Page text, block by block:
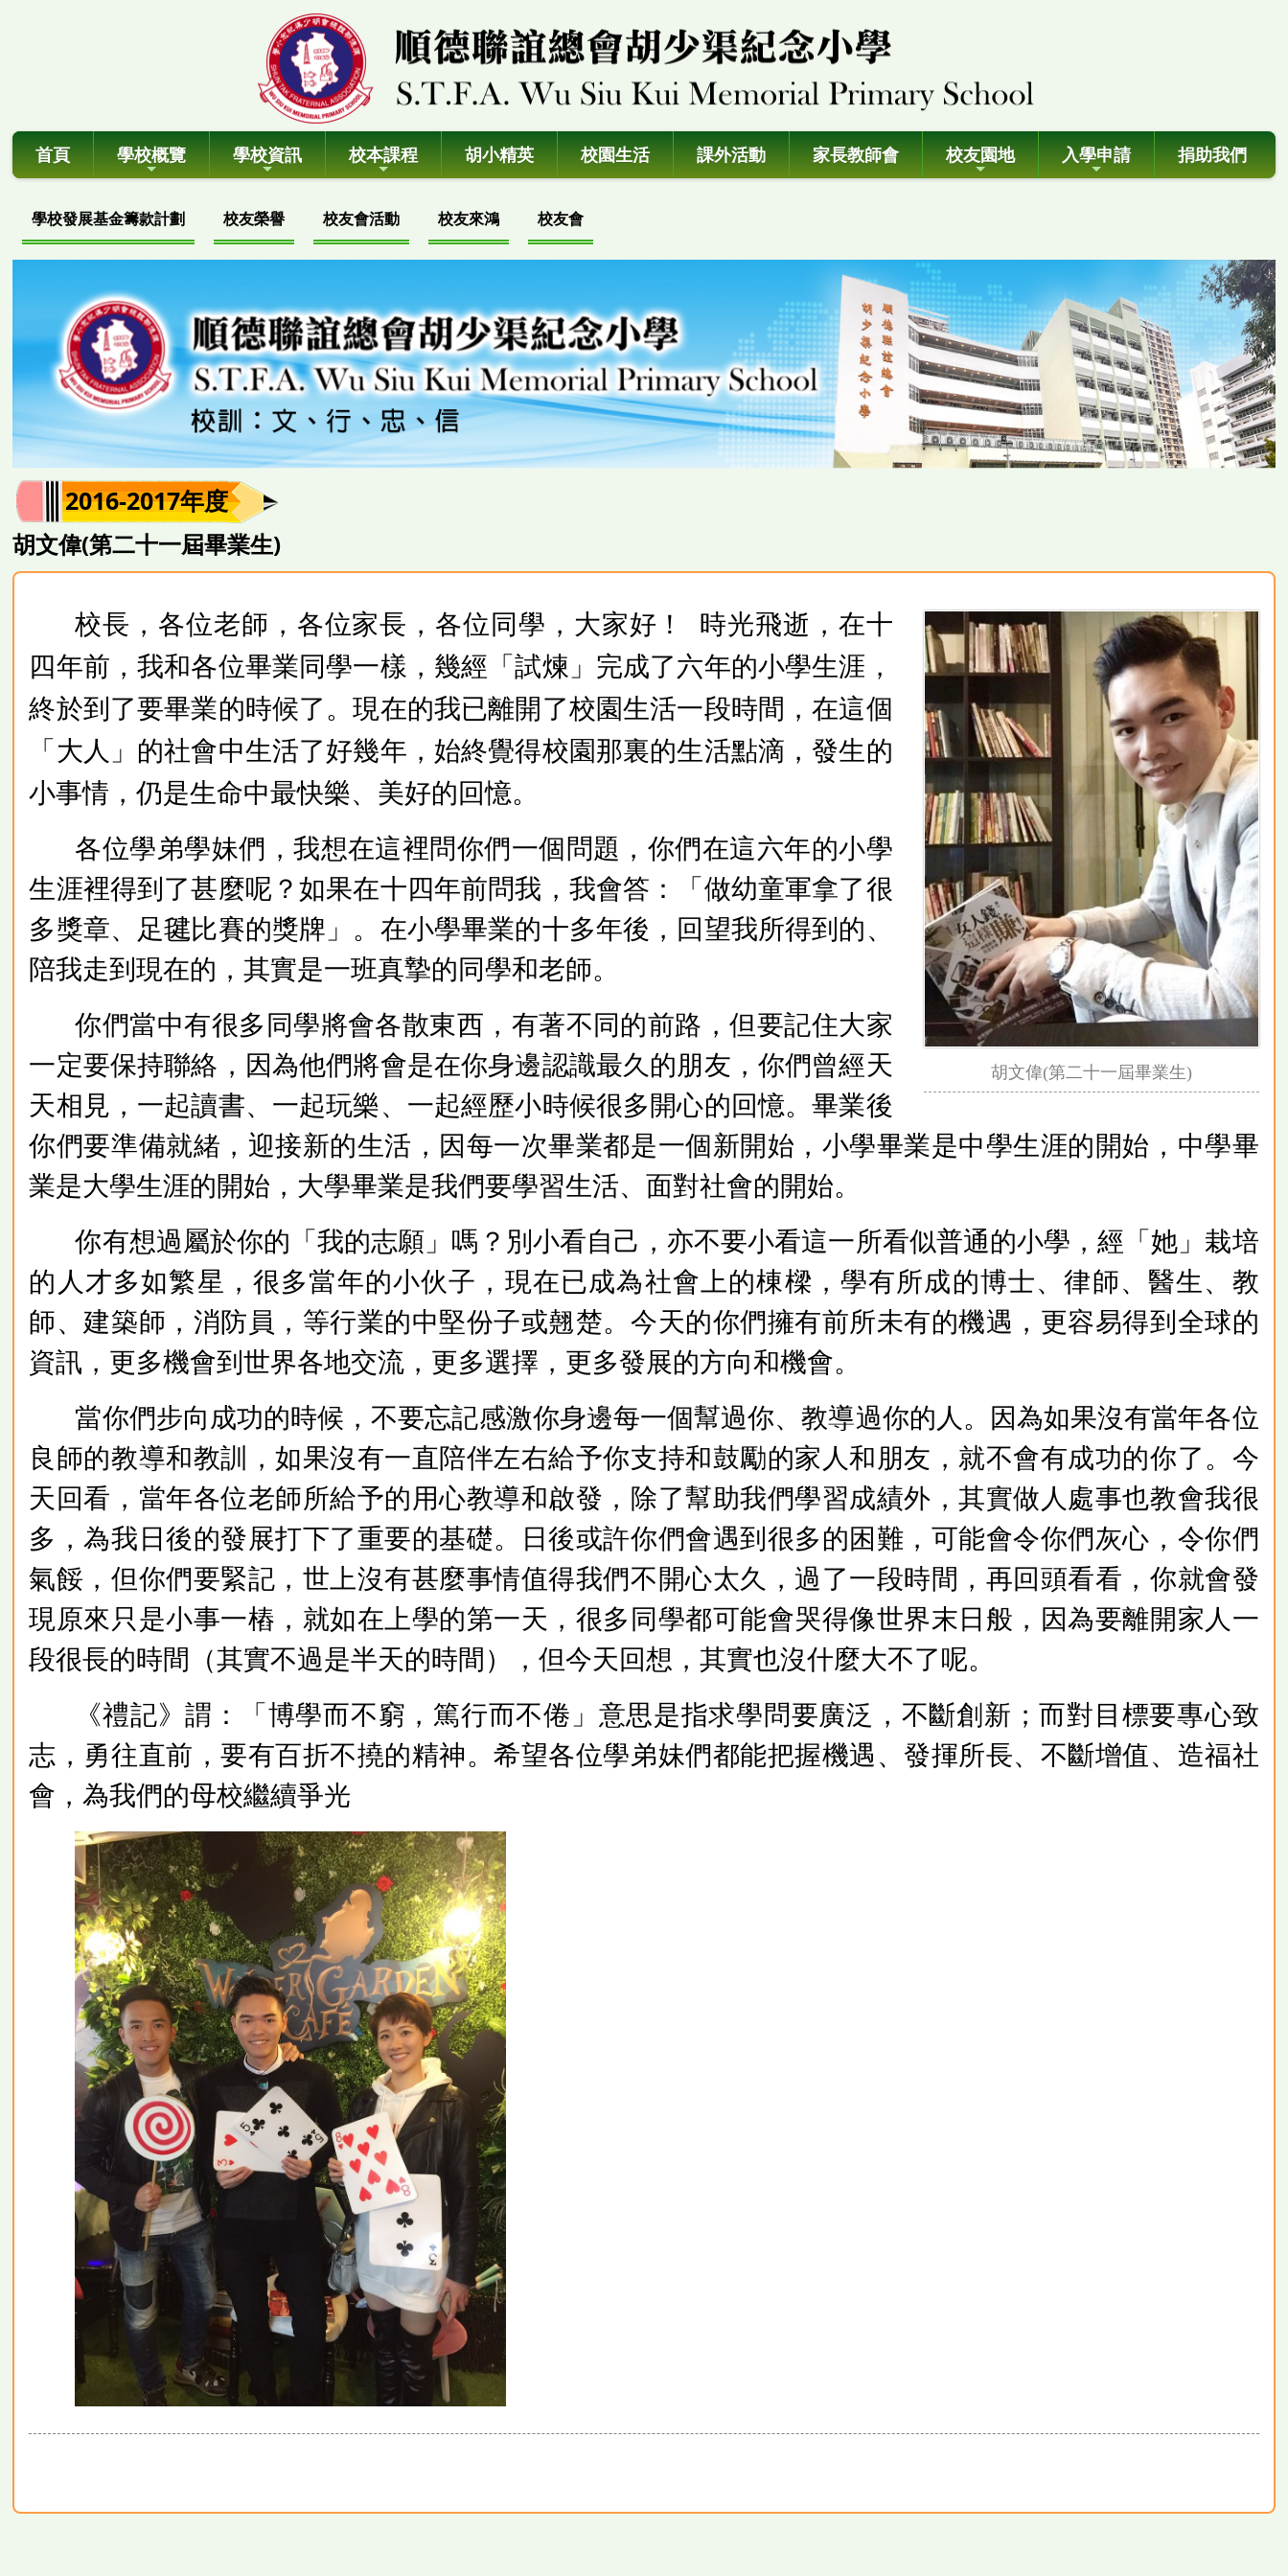
首頁 學校概覽 學校資訊 校本課程 胡小精英 校園生活 課外活動 家長教師會 校友園地 入學申請 捐助我們
學校發展基金籌款計劃 校友榮譽 校友會活動 校友來鴻 校友會
2016-2017年度
胡文偉(第二十一屆畢業生)
胡文偉(第二十一屆畢業生)
校長，各位老師，各位家長，各位同學，大家好！ 時光飛逝，在十
四年前，我和各位畢業同學一樣，幾經「試煉」完成了六年的小學生涯，
終於到了要畢業的時候了。現在的我已離開了校園生活一段時間，在這個
「大人」的社會中生活了好幾年，始終覺得校園那裏的生活點滴，發生的
小事情，仍是生命中最快樂、美好的回憶。
各位學弟學妹們，我想在這裡問你們一個問題，你們在這六年的小學
生涯裡得到了甚麼呢？如果在十四年前問我，我會答：「做幼童軍拿了很
多獎章、足毽比賽的獎牌」。在小學畢業的十多年後，回望我所得到的、
陪我走到現在的，其實是一班真摯的同學和老師。
你們當中有很多同學將會各散東西，有著不同的前路，但要記住大家
一定要保持聯絡，因為他們將會是在你身邊認識最久的朋友，你們曾經天
天相見，一起讀書、一起玩樂、一起經歷小時候很多開心的回憶。畢業後
你們要準備就緒，迎接新的生活，因每一次畢業都是一個新開始，小學畢業是中學生涯的開始，中學畢
業是大學生涯的開始，大學畢業是我們要學習生活、面對社會的開始。
你有想過屬於你的「我的志願」嗎？別小看自己，亦不要小看這一所看似普通的小學，經「她」栽培
的人才多如繁星，很多當年的小伙子，現在已成為社會上的棟樑，學有所成的博士、律師、醫生、教
師、建築師，消防員，等行業的中堅份子或翹楚。今天的你們擁有前所未有的機遇，更容易得到全球的
資訊，更多機會到世界各地交流，更多選擇，更多發展的方向和機會。
當你們步向成功的時候，不要忘記感激你身邊每一個幫過你、教導過你的人。因為如果沒有當年各位
良師的教導和教訓，如果沒有一直陪伴左右給予你支持和鼓勵的家人和朋友，就不會有成功的你了。今
天回看，當年各位老師所給予的用心教導和啟發，除了幫助我們學習成績外，其實做人處事也教會我很
多，為我日後的發展打下了重要的基礎。日後或許你們會遇到很多的困難，可能會令你們灰心，令你們
氣餒，但你們要緊記，世上沒有甚麼事情值得我們不開心太久，過了一段時間，再回頭看看，你就會發
現原來只是小事一樁，就如在上學的第一天，很多同學都可能會哭得像世界末日般，因為要離開家人一
段很長的時間（其實不過是半天的時間），但今天回想，其實也沒什麼大不了呢。
《禮記》謂：「博學而不窮，篤行而不倦」意思是指求學問要廣泛，不斷創新；而對目標要專心致
志，勇往直前，要有百折不撓的精神。希望各位學弟妹們都能把握機遇、發揮所長、不斷增值、造福社
會，為我們的母校繼續爭光